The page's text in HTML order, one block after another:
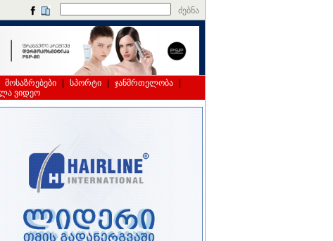
ძებნა
მოსაზრებები სპორტი ჯანმრთელობა
ვიდეო